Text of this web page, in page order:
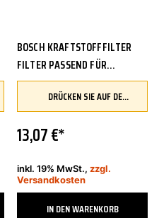
BOSCH KRAFTSTOFFFILTER
FILTER PASSEND FÜR
MERCEDES-BENZ E-KLASSE T-
DRÜCKEN SIE AUF DEN BUTTON, UM IHR FAHRZEUG ZU ÜBERPRÜFEN UND SICHERZUSTELLEN, DASS DIESES TEIL KOMPATIBEL IST, BEVOR SIE ES BESTELLEN
13,07 €*
inkl. 19% MwSt., zzgl.
Versandkosten
IN DEN WARENKORB